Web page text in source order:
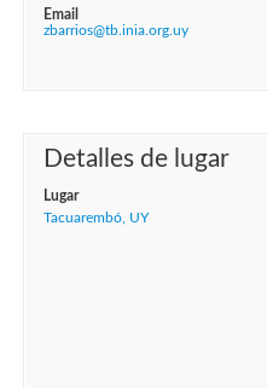
Email
zbarrios@tb.inia.org.uy
Detalles de lugar
Lugar
Tacuarembó, UY